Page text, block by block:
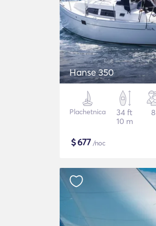
Hanse 350
Plachetnica
34 ft
10 m
8
$677 /noc